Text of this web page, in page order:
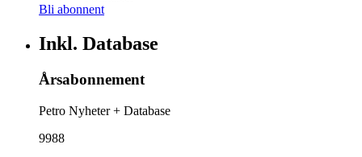
Bli abonnent
Inkl. Database
Årsabonnement
Petro Nyheter + Database
9988